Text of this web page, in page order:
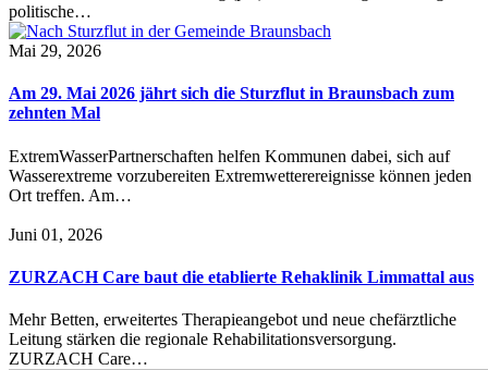
politische…
Mai 29, 2026
Am 29. Mai 2026 jährt sich die Sturzflut in Braunsbach zum
zehnten Mal
ExtremWasserPartnerschaften helfen Kommunen dabei, sich auf
Wasserextreme vorzubereiten Extremwetterereignisse können jeden
Ort treffen. Am…
Juni 01, 2026
ZURZACH Care baut die etablierte Rehaklinik Limmattal aus
Mehr Betten, erweitertes Therapieangebot und neue chefärztliche
Leitung stärken die regionale Rehabilitationsversorgung.
ZURZACH Care…